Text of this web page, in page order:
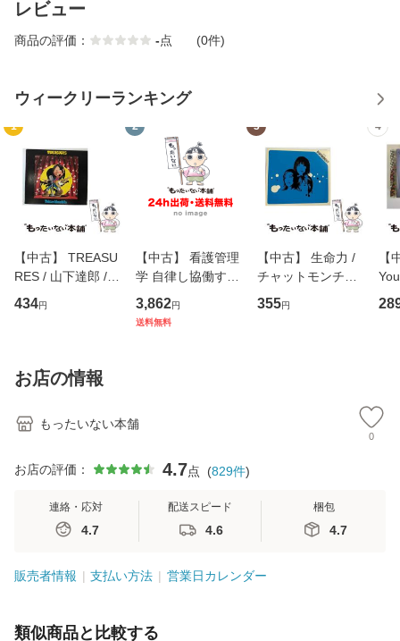
レビュー
商品の評価： -点 (0件)
ウィークリーランキング
1
【中古】 TREASU
RES / 山下達郎 /
イーストウエス
ト・ジャパン [CD]
434円
2
【中古】 看護管理
学 自律し協働する
専門職の看護マネ
ジメントスキル 改
3,862円
送料無料
3
【中古】 生命力 /
チャットモンチー /
キューンレコード
[CD]【メール便送
355円
4
【
のが
お店の情報
もったいない本舗
0
お店の評価： 4.7点 (829件)
連絡・応対
4.7
配送スピード
4.6
梱包
4.7
販売者情報 支払い方法 営業日カレンダー
類似商品と比較する